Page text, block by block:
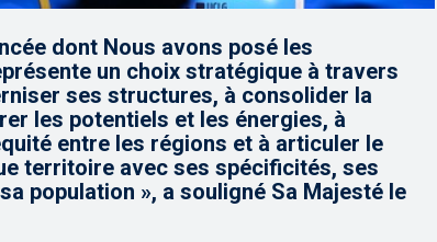
dont Nous avons posé les
un choix stratégique à travers
ses structures, à consolider la
les potentiels et les énergies, à
entre les régions et à articuler le
territoire avec ses spécificités, ses
population », a souligné Sa Majesté le